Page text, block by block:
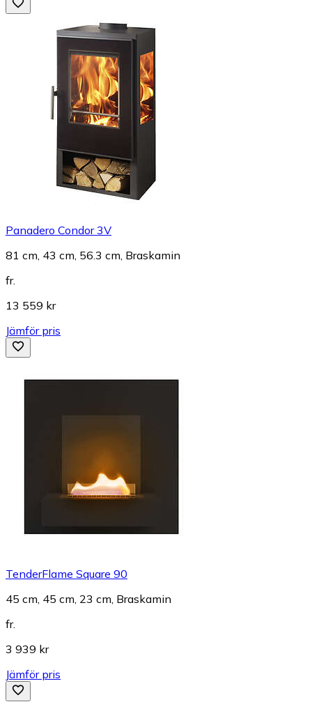
Panadero Condor 3V
81 cm, 43 cm, 56.3 cm, Braskamin
fr.
13 559 kr
Jämför pris
TenderFlame Square 90
45 cm, 45 cm, 23 cm, Braskamin
fr.
3 939 kr
Jämför pris